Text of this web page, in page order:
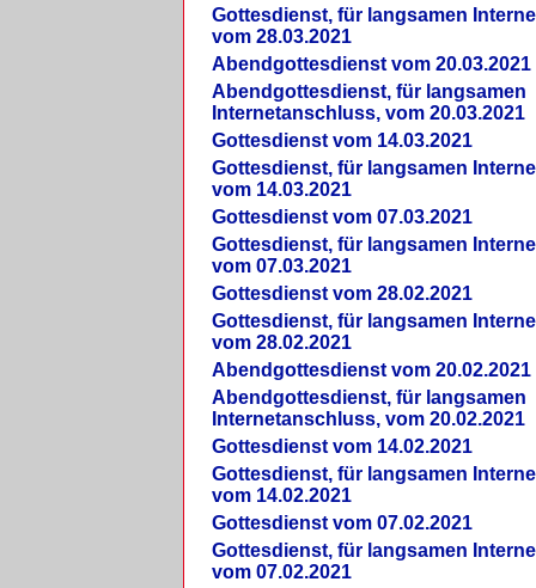
Gottesdienst, für langsamen
vom 28.03.2021
Abendgottesdienst vom 20.03.2021
Abendgottesdienst, für langsamen
Internetanschluss, vom 20.03.2021
Gottesdienst vom 14.03.2021
Gottesdienst, für langsamen
vom 14.03.2021
Gottesdienst vom 07.03.2021
Gottesdienst, für langsamen
vom 07.03.2021
Gottesdienst vom 28.02.2021
Gottesdienst, für langsamen
vom 28.02.2021
Abendgottesdienst vom 20.02.2021
Abendgottesdienst, für langsamen
Internetanschluss, vom 20.02.2021
Gottesdienst vom 14.02.2021
Gottesdienst, für langsamen
vom 14.02.2021
Gottesdienst vom 07.02.2021
Gottesdienst, für langsamen
vom 07.02.2021